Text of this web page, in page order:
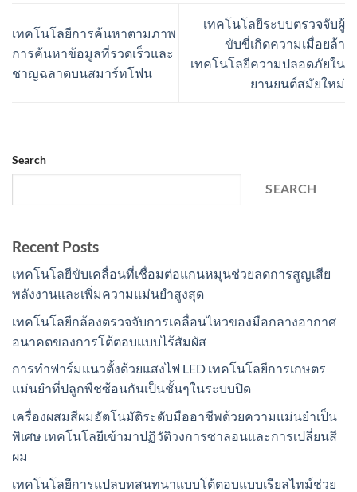
เทคโนโลยีการค้นหาตามภาพ
การค้นหาข้อมูลที่รวดเร็วและ
ชาญฉลาดบนสมาร์ทโฟน
เทคโนโลยีระบบตรวจจับผู้
ขับขี่เกิดความเมื่อยล้า
เทคโนโลยีความปลอดภัยใน
ยานยนต์สมัยใหม่
Search
SEARCH
Recent Posts
เทคโนโลยีขับเคลื่อนที่เชื่อมต่อแกนหมุนช่วยลดการสูญเสีย
พลังงานและเพิ่มความแม่นยำสูงสุด
เทคโนโลยีกล้องตรวจจับการเคลื่อนไหวของมือกลางอากาศ
อนาคตของการโต้ตอบแบบไร้สัมผัส
การทำฟาร์มแนวตั้งด้วยแสงไฟ LED เทคโนโลยีการเกษตร
แม่นยำที่ปลูกพืชซ้อนกันเป็นชั้นๆในระบบปิด
เครื่องผสมสีผมอัตโนมัติระดับมืออาชีพด้วยความแม่นยำเป็น
พิเศษ เทคโนโลยีเข้ามาปฏิวัติวงการซาลอนและการเปลี่ยนสี
ผม
เทคโนโลยีการแปลบทสนทนาแบบโต้ตอบแบบเรียลไทม์ช่วย